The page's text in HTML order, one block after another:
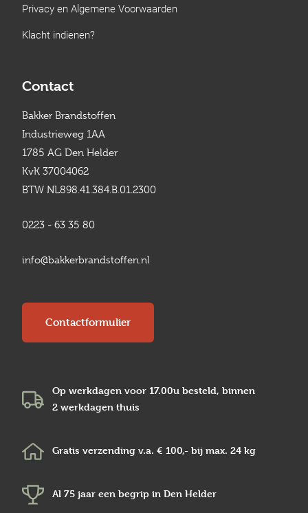
Privacy en Algemene Voorwaarden
Klacht indienen?
Contact
Bakker Brandstoffen
Industrieweg 1AA
1785 AG Den Helder
KvK 37004062
BTW NL898.41.384.B.01.2300
0223 - 63 35 80
info@bakkerbrandstoffen.nl
Contactformulier
Op werkdagen voor 17.00u besteld, binnen
2 werkdagen thuis
Gratis verzending v.a. € 100,- bij max. 24 kg
Al 75 jaar een begrip in Den Helder